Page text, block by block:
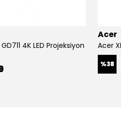
4K LED Projeksiyon
Acer
%38